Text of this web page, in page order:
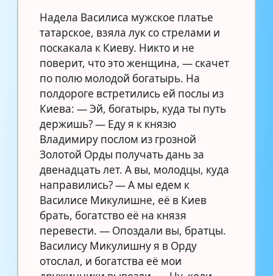
Надела Василиса мужское платье
татарское, взяла лук со стрелами и
поскакала к Киеву. Никто и не
поверит, что это женщина, — скачет
по полю молодой богатырь. На
полдороге встретились ей послы из
Киева: — Эй, богатырь, куда ты путь
держишь? — Еду я к князю
Владимиру послом из грозной
Золотой Орды получать дань за
двенадцать лет. А вы, молодцы, куда
направились? — А мы едем к
Василисе Микулишне, её в Киев
брать, богатство её на князя
перевести. — Опоздали вы, братцы.
Василису Микулишну я в Орду
отослал, и богатства её мои